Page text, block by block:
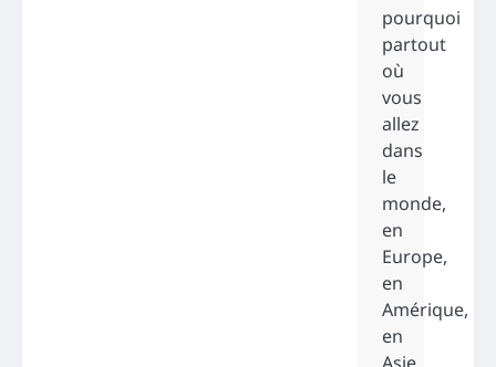
pourquoi
partout
où
vous
allez
dans
le
monde,
en
Europe,
en
Amérique,
en